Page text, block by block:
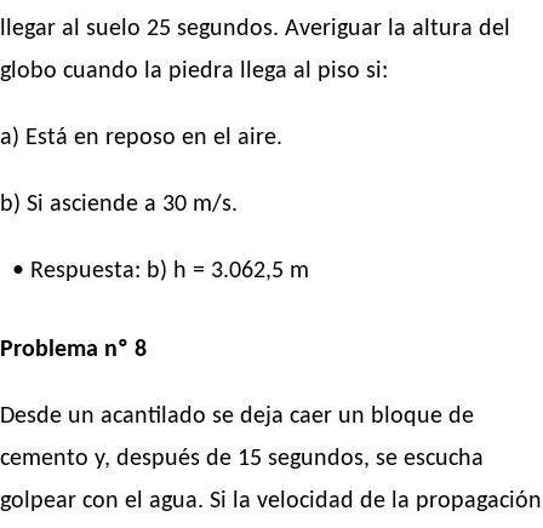
llegar al suelo 25 segundos. Averiguar la altura del
globo cuando la piedra llega al piso si:
a) Está en reposo en el aire.
b) Si asciende a 30 m/s.
• Respuesta: b) h = 3.062,5 m
Problema nº 8
Desde un acantilado se deja caer un bloque de
cemento y, después de 15 segundos, se escucha
golpear con el agua. Si la velocidad de la propagación